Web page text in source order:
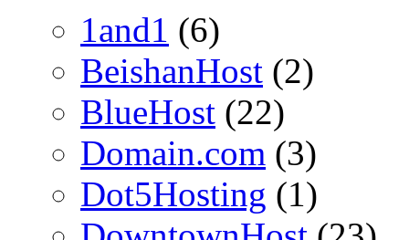
1and1 (6)
BeishanHost (2)
BlueHost (22)
Domain.com (3)
Dot5Hosting (1)